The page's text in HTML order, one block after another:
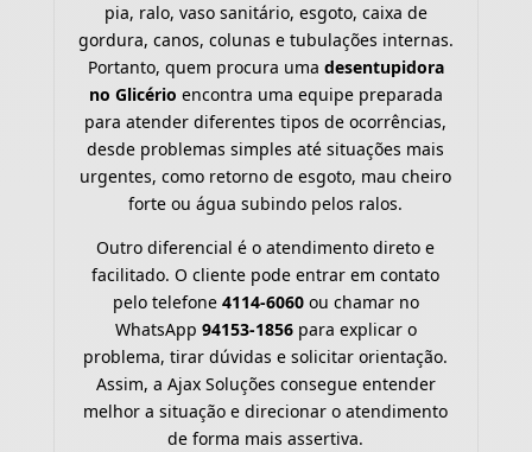
pia, ralo, vaso sanitário, esgoto, caixa de
gordura, canos, colunas e tubulações internas.
Portanto, quem procura uma desentupidora
no Glicério encontra uma equipe preparada
para atender diferentes tipos de ocorrências,
desde problemas simples até situações mais
urgentes, como retorno de esgoto, mau cheiro
forte ou água subindo pelos ralos.
Outro diferencial é o atendimento direto e
facilitado. O cliente pode entrar em contato
pelo telefone 4114-6060ou chamar no
WhatsApp 94153-1856para explicar o
problema, tirar dúvidas e solicitar orientação.
Assim, a Ajax Soluções consegue entender
melhor a situação e direcionar o atendimento
de forma mais assertiva.